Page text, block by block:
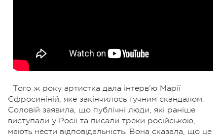
Того ж року артистка дала інтерв’ю Марії
Єфросиніній, яке закінчилось гучним скандалом.
Соловій заявила, що публічні люди, які раніше
виступали у Росії та писали треки російською,
мають нести відповідальність. Вона сказала, що це